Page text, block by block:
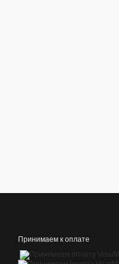
Принимаем к оплате